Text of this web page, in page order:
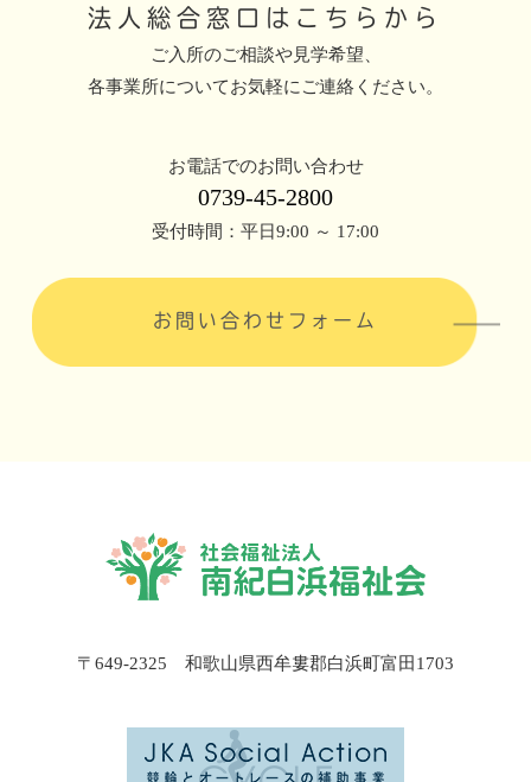
法人総合窓口はこちらから
ご入所のご相談や見学希望、
各事業所についてお気軽にご連絡ください。
お電話でのお問い合わせ
0739-45-2800
受付時間：平日9:00 ～ 17:00
お問い合わせフォーム
〒649-2325 和歌山県西牟婁郡白浜町富田1703